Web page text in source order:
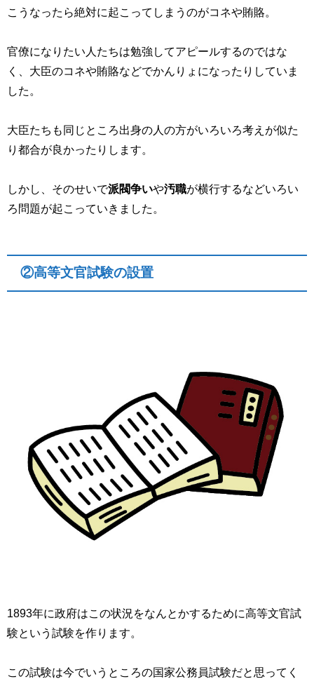
こうなったら絶対に起こってしまうのがコネや賄賂。
官僚になりたい人たちは勉強してアピールするのではな
く、大臣のコネや賄賂などでかんりょになったりしていま
した。
大臣たちも同じところ出身の人の方がいろいろ考えが似た
り都合が良かったりします。
しかし、そのせいで派閥争いや汚職が横行するなどいろい
ろ問題が起こっていきました。
②高等文官試験の設置
1893年に政府はこの状況をなんとかするために高等文官試
験という試験を作ります。
この試験は今でいうところの国家公務員試験だと思ってく